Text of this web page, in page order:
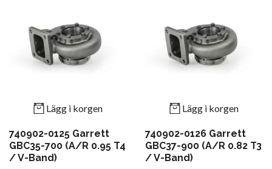
Lägg i korgen
740902-0125 Garrett
GBC35-700 (A/R 0.95 T4
/ V-Band)
Lägg i korgen
740902-0126 Garrett
GBC37-900 (A/R 0.82 T3
/ V-Band)